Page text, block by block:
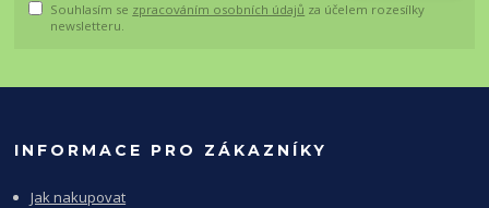
Souhlasím se zpracováním osobních údajů za účelem rozesílky
newsletteru.
INFORMACE PRO ZÁKAZNÍKY
Jak nakupovat